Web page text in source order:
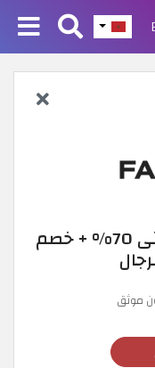
كود خصم Farfetch : وفّر حتى 70% + خصم
موثق